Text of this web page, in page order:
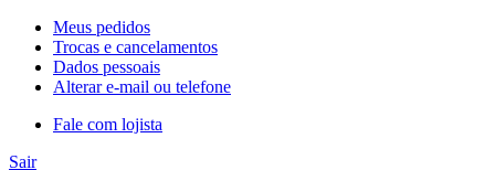
Meus pedidos
Trocas e cancelamentos
Dados pessoais
Alterar e-mail ou telefone
Fale com lojista
Sair